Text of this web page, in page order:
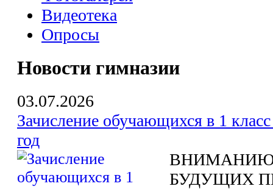
Видеотека
Опросы
Новости гимназии
03.07.2026
Зачисление обучающихся в 1
год
ВНИМАНИЮ
БУДУЩИХ